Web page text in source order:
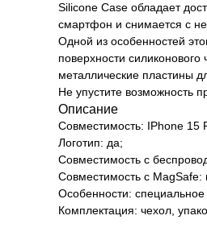
Silicone Case обладает
смартфон и снимается с
Одной из особенностей
поверхности
металлические пластины
Не упустите возможность
Описание
Совместимость: IPhone 15
Логотип: да;
Совместимость с
Совместимость с MagSafe:
Особенности: специальное
Комплектация: чехол,